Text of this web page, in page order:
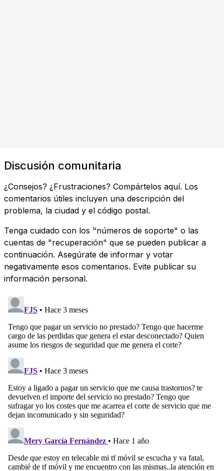
Discusión comunitaria
¿Consejos? ¿Frustraciones? Compártelos aquí. Los
comentarios útiles incluyen una descripción del
problema, la ciudad y el código postal.
Tenga cuidado con los "números de soporte" o las
cuentas de "recuperación" que se pueden publicar a
continuación. Asegúrate de informar y votar
negativamente esos comentarios. Evite publicar su
información personal.